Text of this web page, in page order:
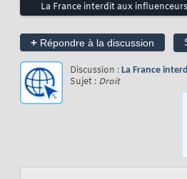
La France interdit aux
+ Répondre à la discussion
Discussion : La France
Sujet : Droit